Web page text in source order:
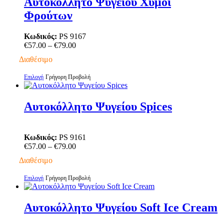
πολλαπλές
παραλλαγές.
επιλογές
μπορούν
επιλεγούν
σελίδα
του
Φρούτων
Κωδικός: PS 9167
€57.00 – €79.00Price
€79.00
Διαθέσιμο
Επιλογή Αυτό
το
έχει
πολλαπλές
επιλογές
μπορούν
να
επιλεγούν
στη
σελίδα
του
προϊόντος
Γρήγορη Προβολή
Αυτοκόλλητο Ψυγείου Spices
Κωδικός: PS 9161
€57.00 – €79.00Price
€79.00
Διαθέσιμο
Επιλογή Αυτό
το
πολλαπλές
Γρήγορη Προβολή
Αυτοκόλλητο Ψυγείου Soft Ice Cream